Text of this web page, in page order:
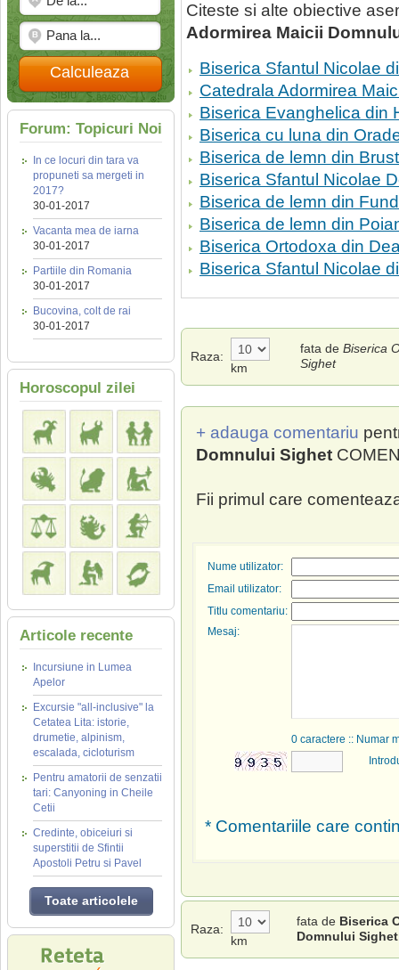
Calculeaza
Forum: Topicuri Noi
In ce locuri din tara va
propuneti sa mergeti in
2017?
30-01-2017
Vacanta mea de iarna
30-01-2017
Partiile din Romania
30-01-2017
Bucovina, colt de rai
30-01-2017
Horoscopul zilei
Articole recente
Incursiune in Lumea
Apelor
Excursie "all-inclusive" la
Cetatea Lita: istorie,
drumetie, alpinism,
escalada, cicloturism
Pentru amatorii de senzatii
tari: Canyoning in Cheile
Cetii
Credinte, obiceiuri si
superstitii de Sfintii
Apostoli Petru si Pavel
Toate articolele
Citeste si alte obiective
Adormirea Maicii
Biserica Sfantul Nicolae
Catedrala Adormirea
Biserica Evanghelica din
Biserica cu luna din
Biserica de lemn din
Biserica Sfantul Nicolae
Biserica de lemn din
Biserica de lemn din
Biserica Ortodoxa din
Biserica Sfantul Nicolae
Raza:
km
fata de Biserica
Sighet
+ adauga comentariu
Domnului Sighet
Fii primul care
Nume utilizator:
Email utilizator:
Titlu comentariu:
Mesaj:
0 caractere :: Numar
* Comentariile care
Raza:
km
fata de Biserica
Domnului Sighet